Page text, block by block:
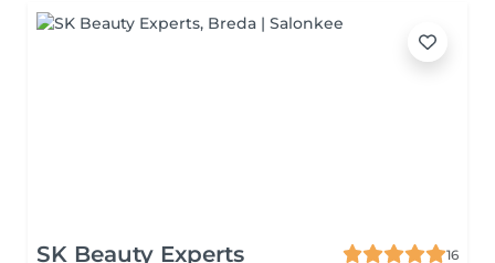
SK Beauty Experts
16